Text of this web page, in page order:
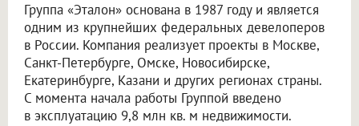
Группа «Эталон» основана в 1987 году и является
одним из крупнейших федеральных девелоперов
в России. Компания реализует проекты в Москве,
Санкт-Петербурге, Омске, Новосибирске,
Екатеринбурге, Казани и других регионах страны.
С момента начала работы Группой введено
в эксплуатацию 9,8 млн кв. м недвижимости.